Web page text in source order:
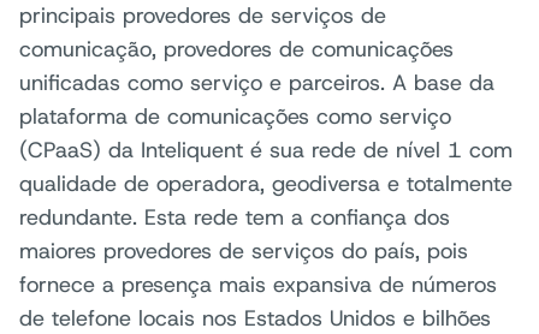
principais provedores de serviços de
comunicação, provedores de comunicações
unificadas como serviço e parceiros. A base da
plataforma de comunicações como serviço
(CPaaS) da Inteliquent é sua rede de nível 1 com
qualidade de operadora, geodiversa e totalmente
redundante. Esta rede tem a confiança dos
maiores provedores de serviços do país, pois
fornece a presença mais expansiva de números
de telefone locais nos Estados Unidos e bilhões